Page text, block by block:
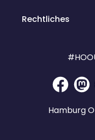
Rechtliches
Hamburg